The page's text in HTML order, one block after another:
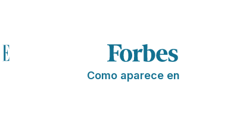
Como aparece en